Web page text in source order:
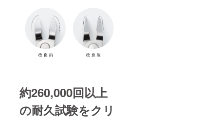
約260,000回以上
の耐久試験をクリ